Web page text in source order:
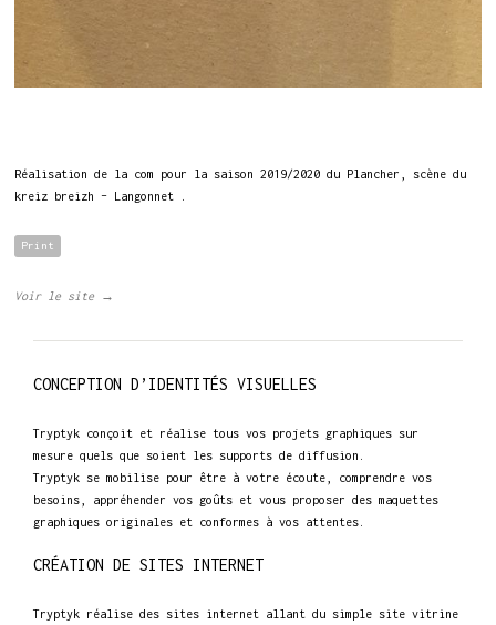
Réalisation de la com pour la saison 2019/2020 du Plancher, scène du
kreiz breizh – Langonnet .
Print
Voir le site →
CONCEPTION D’IDENTITÉS VISUELLES
Tryptyk conçoit et réalise tous vos projets graphiques sur
mesure quels que soient les supports de diffusion.
Tryptyk se mobilise pour être à votre écoute, comprendre vos
besoins, appréhender vos goûts et vous proposer des maquettes
graphiques originales et conformes à vos attentes.
CRÉATION DE SITES INTERNET
Tryptyk réalise des sites internet allant du simple site vitrine